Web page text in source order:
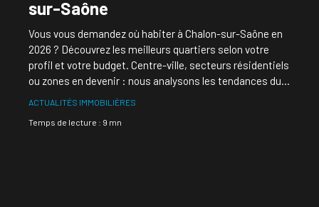
sur-Saône
Vous vous demandez où habiter à Chalon-sur-Saône en
2026 ? Découvrez les meilleurs quartiers selon votre
profil et votre budget. Centre-ville, secteurs résidentiels
ou zones en devenir : nous analysons les tendances du
marché local pour vous guider. Pietrapolis vous
ACTUALITÉS IMMOBILIÈRES
Temps de lecture : 9 mn